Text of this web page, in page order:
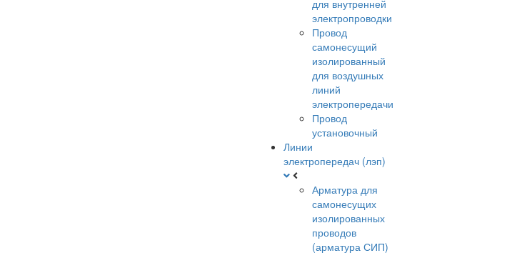
для внутренней
электропроводки
Провод
самонесущий
изолированный
для воздушных
линий
электропередачи
Провод
установочный
Линии
электропередач (лэп)
Арматура для
самонесущих
изолированных
проводов
(арматура СИП)